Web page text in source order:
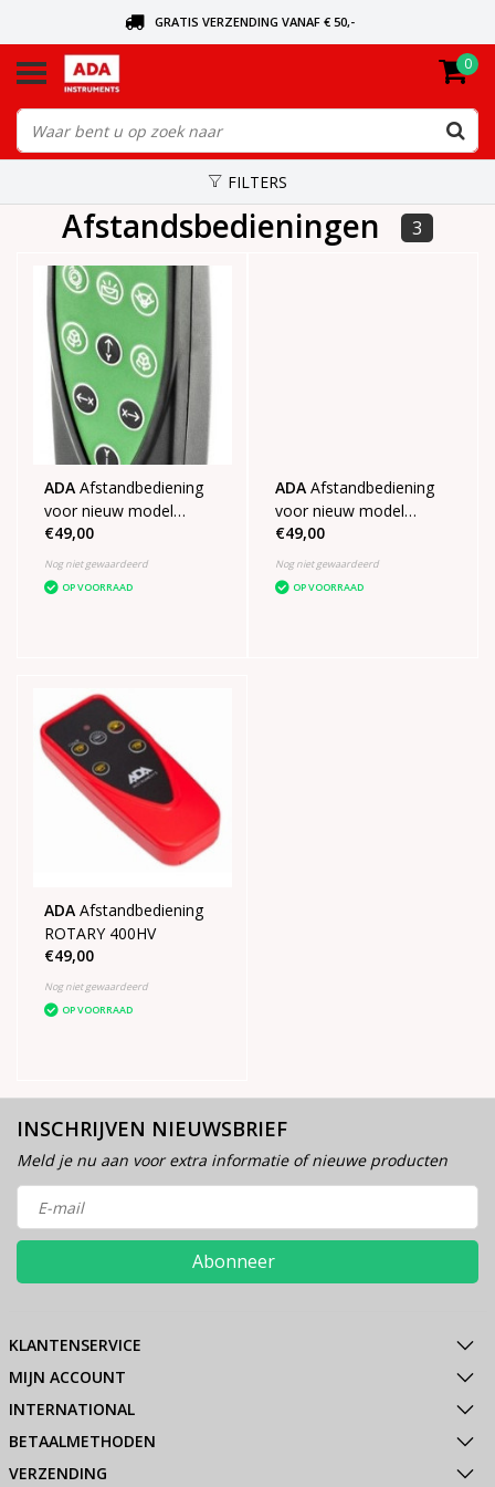
GRATIS VERZENDING VANAF € 50,-
VANDAAG BESTELD, VANDAAG VERZONDEN
0
FILTERS
Afstandsbedieningen 3
ADA Afstandbediening
voor nieuw model
Rotary 400HVG
€49,00
Nog niet gewaardeerd
OP VOORRAAD
ADA Afstandbediening
voor nieuw model
Rotary 400HV
€49,00
Nog niet gewaardeerd
OP VOORRAAD
ADA Afstandbediening
ROTARY 400HV
€49,00
Nog niet gewaardeerd
OP VOORRAAD
INSCHRIJVEN NIEUWSBRIEF
Meld je nu aan voor extra informatie of nieuwe producten
Abonneer
KLANTENSERVICE
MIJN ACCOUNT
INTERNATIONAL
BETAALMETHODEN
VERZENDING